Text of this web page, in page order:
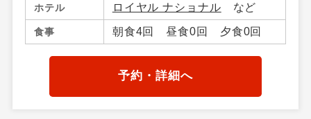
ホテル ロイヤル ナショナル など
食事 朝食4回 昼食0回 夕食0回
予約・詳細へ